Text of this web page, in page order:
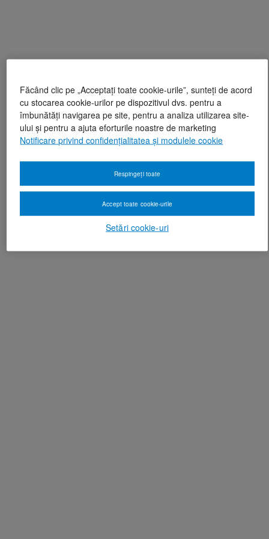
Făcând clic pe „Acceptați toate cookie-urile”, sunteți de acord
cu stocarea cookie-urilor pe dispozitivul dvs. pentru a
îmbunătăți navigarea pe site, pentru a analiza utilizarea site-
ului și pentru a ajuta eforturile noastre de marketing
Notificare privind confidențialitatea și modulele cookie
Setări cookie-uri
Respingeți toate
Accept toate cookie-urile